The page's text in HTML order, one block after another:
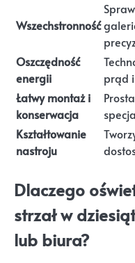
Wszechstronność
Oszczędność
energii
prąd i
Łatwy montaż i
konserwacja
Kształtowanie
nastroju
Dlaczego
strzał w
lub biura?